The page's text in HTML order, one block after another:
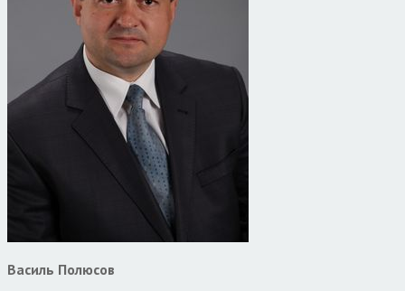
Василь Полюсов